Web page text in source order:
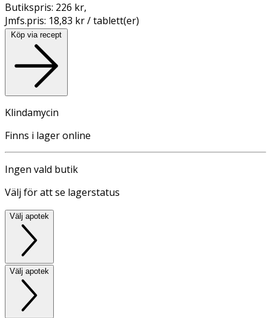
Butikspris: 226 kr,
Jmfs.pris: 18,83 kr / tablett(er)
Köp via recept
Klindamycin
Finns i lager online
Ingen vald butik
Välj för att se lagerstatus
Välj apotek
Välj apotek